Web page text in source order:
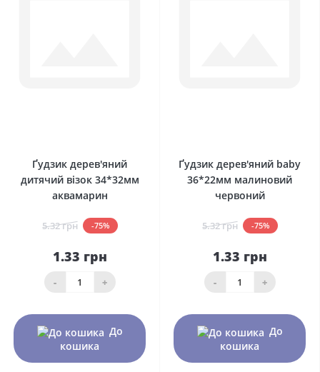
Ґудзик дерев'яний
дитячий візок 34*32мм
аквамарин
5.32 грн -75%
1.33 грн
- +
До
кошика
Ґудзик дерев'яний baby
36*22мм малиновий
червоний
5.32 грн -75%
1.33 грн
- +
До
кошика